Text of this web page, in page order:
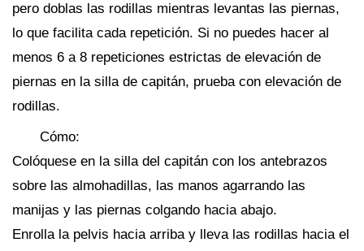
pero doblas las rodillas mientras levantas las piernas,
lo que facilita cada repetición. Si no puedes hacer al
menos 6 a 8 repeticiones estrictas de elevación de
piernas en la silla de capitán, prueba con elevación de
rodillas.
Cómo:
Colóquese en la silla del capitán con los antebrazos
sobre las almohadillas, las manos agarrando las
manijas y las piernas colgando hacia abajo.
Enrolla la pelvis hacia arriba y lleva las rodillas hacia el